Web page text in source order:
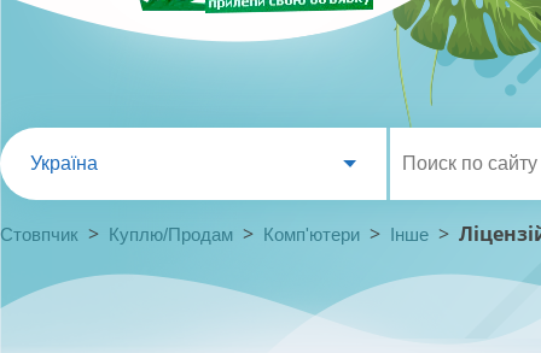
Україна
Стовпчик > Куплю/Продам > Комп'ютери > Інше >